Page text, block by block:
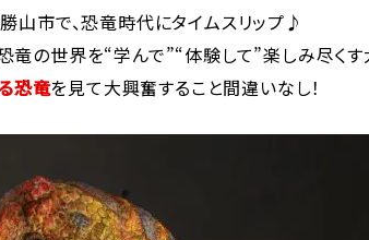
山市で、恐竜時代にタイムスリップ♪
竜の世界を“学んで”“体験して”楽しみ尽くす
恐竜を見て大興奮すること間違いなし！